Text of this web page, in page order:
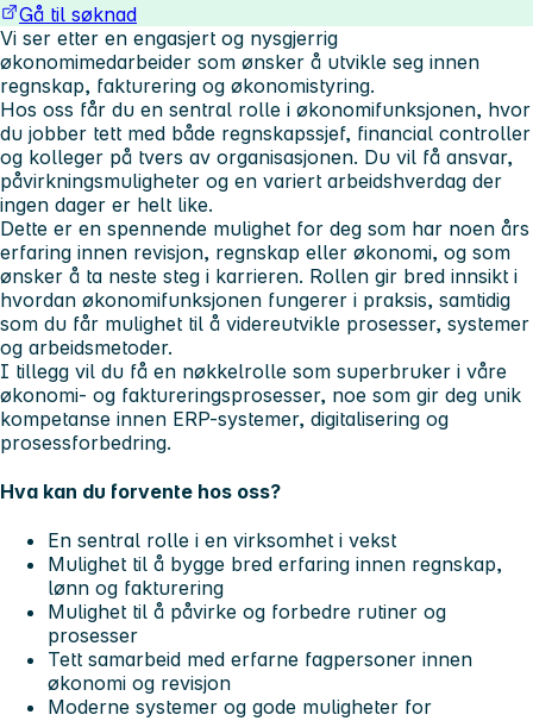
Gå til søknad
Vi ser etter en engasjert og nysgjerrig
økonomimedarbeider som ønsker å utvikle seg innen
regnskap, fakturering og økonomistyring.
Hos oss får du en sentral rolle i økonomifunksjonen, hvor
du jobber tett med både regnskapssjef, financial controller
og kolleger på tvers av organisasjonen. Du vil få ansvar,
påvirkningsmuligheter og en variert arbeidshverdag der
ingen dager er helt like.
Dette er en spennende mulighet for deg som har noen års
erfaring innen revisjon, regnskap eller økonomi, og som
ønsker å ta neste steg i karrieren. Rollen gir bred innsikt i
hvordan økonomifunksjonen fungerer i praksis, samtidig
som du får mulighet til å videreutvikle prosesser, systemer
og arbeidsmetoder.
I tillegg vil du få en nøkkelrolle som superbruker i våre
økonomi- og faktureringsprosesser, noe som gir deg unik
kompetanse innen ERP-systemer, digitalisering og
prosessforbedring.
Hva kan du forvente hos oss?
En sentral rolle i en virksomhet i vekst
Mulighet til å bygge bred erfaring innen regnskap,
lønn og fakturering
Mulighet til å påvirke og forbedre rutiner og
prosesser
Tett samarbeid med erfarne fagpersoner innen
økonomi og revisjon
Moderne systemer og gode muligheter for